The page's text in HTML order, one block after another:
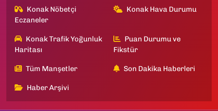
Konak Nöbetçi
Eczaneler
Konak Hava Durumu
Konak Trafik Yoğunluk
Haritası
Puan Durumu ve
Fikstür
Tüm Manşetler Son Dakika Haberleri
Haber Arşivi